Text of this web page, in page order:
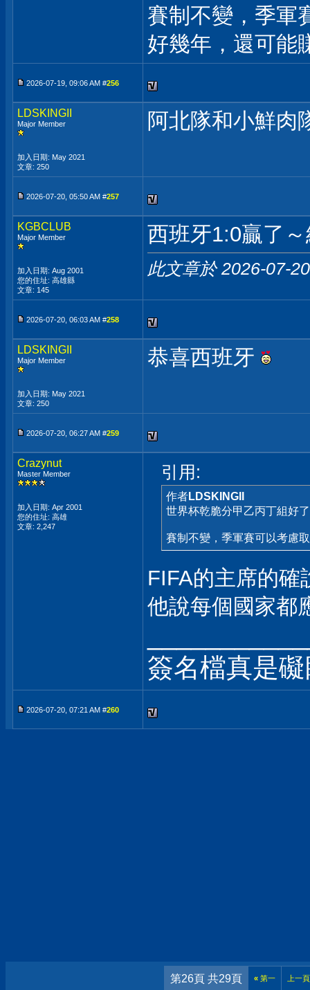
賽制不變，季軍
好幾年，還可能
2026-07-19, 09:06 AM #256
LDSKINGII
Major Member
加入日期: May 2021
文章: 250
阿北隊和小鮮肉
2026-07-20, 05:50 AM #257
KGBCLUB
Major Member
加入日期: Aug 2001
您的住址: 高雄縣
文章: 145
西班牙1:0贏了
此文章於 2026-07-
2026-07-20, 06:03 AM #258
LDSKINGII
Major Member
加入日期: May 2021
文章: 250
恭喜西班牙
2026-07-20, 06:27 AM #259
Crazynut
Master Member
加入日期: Apr 2001
您的住址: 高雄
文章: 2,247
引用:
作者LDSKINGII
世界杯乾脆分甲乙丙丁組好
賽制不變，季軍賽可以考慮
FIFA的主席的確
他說每個國家
簽名檔真是
2026-07-20, 07:21 AM #260
第26頁 共29頁 «第一 上一頁